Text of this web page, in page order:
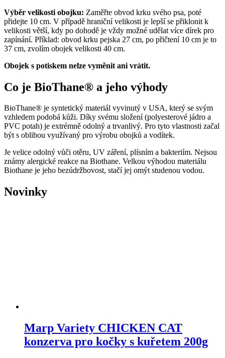
Výběr velikosti obojku: Zaměřte obvod krku svého psa, poté
přidejte 10 cm. V případě hraniční velikosti je lepší se přiklonit k
velikosti větší, kdy po dohodě je vždy možné udělat více dírek pro
zapínání. Příklad: obvod krku pejska 27 cm, po přičtení 10 cm je to
37 cm, zvolím obojek velikosti 40 cm.
Obojek s potiskem nelze vyměnit ani vrátit.
Co je BioThane® a jeho výhody
BioThane® je syntetický materiál vyvinutý v USA, který se svým
vzhledem podobá kůži. Díky svému složení (polyesterové jádro a
PVC potah) je extrémně odolný a trvanlivý. Pro tyto vlastnosti začal
být s oblibou využívaný pro výrobu obojků a vodítek.
Je velice odolný vůči otěru, UV záření, plísním a bakteriím. Nejsou
známy alergické reakce na Biothane. Velkou výhodou materiálu
Biothane je jeho bezúdržbovost, stačí jej omýt studenou vodou.
Novinky
Marp Variety CHICKEN CAT
konzerva pro kočky s kuřetem 200g